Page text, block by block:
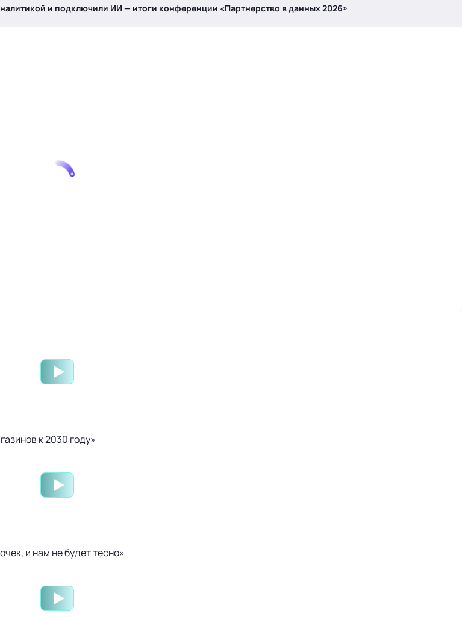
и подключили ИИ — итоги конференции «Партнерство в данных 2026»
к 2030 году»
и нам не будет тесно»